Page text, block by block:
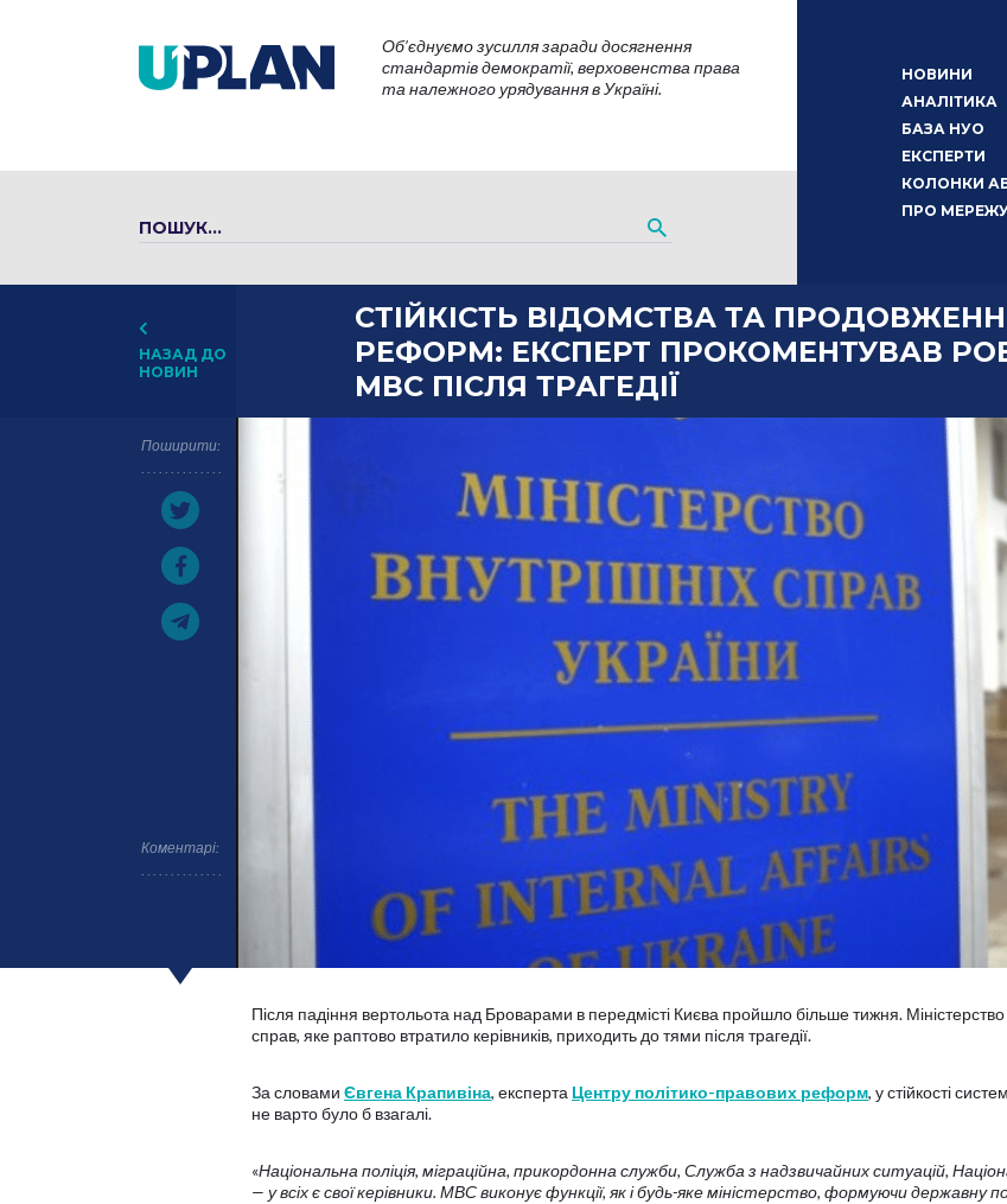
Об’єднуємо зусилля заради досягнення
стандартів демократії, верховенства права
та належного урядування в Україні.
НОВИНИ
АНАЛІТИКА
БАЗА НУО
ЕКСПЕРТИ
КОЛОНКИ
ПРО МЕРЕЖУ
НАЗАД ДО
НОВИН
Поширити:
Коментарі:
СТІЙКІСТЬ ВІДОМСТВА ТА
РЕФОРМ: ЕКСПЕРТ ПРОКОМЕНТУВАВ
МВС ПІСЛЯ ТРАГЕДІЇ
Після падіння вертольота над Броварами в передмісті Києва пройшло більше тижня. Міністерство
справ, яке раптово втратило керівників, приходить до тями після трагедії.
За словами Євгена Крапивіна, експерта Центру політико-правових реформ, у стійкості
не варто було б взагалі.
«Національна поліція, міграційна, прикордонна служби, Служба з надзвичайних ситуацій,
— у всіх є свої керівники. МВС виконує функції, як і будь-яке міністерство, формуючи державну